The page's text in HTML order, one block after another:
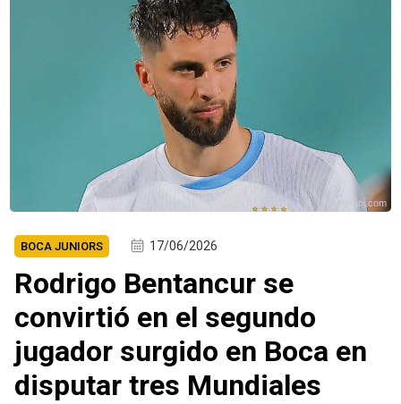
planetabj.com
BOCA JUNIORS 17/06/2026
Rodrigo Bentancur se
convirtió en el segundo
jugador surgido en Boca en
disputar tres Mundiales